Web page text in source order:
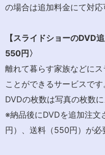
の場合は追加料金にて対応
【スライドショーのDVD
550円〉
離れて暮らす家族などに
ことができるサービスです
DVDの枚数は写真の枚数に
※納品後にDVDを追加注
円）、送料（550円）が必